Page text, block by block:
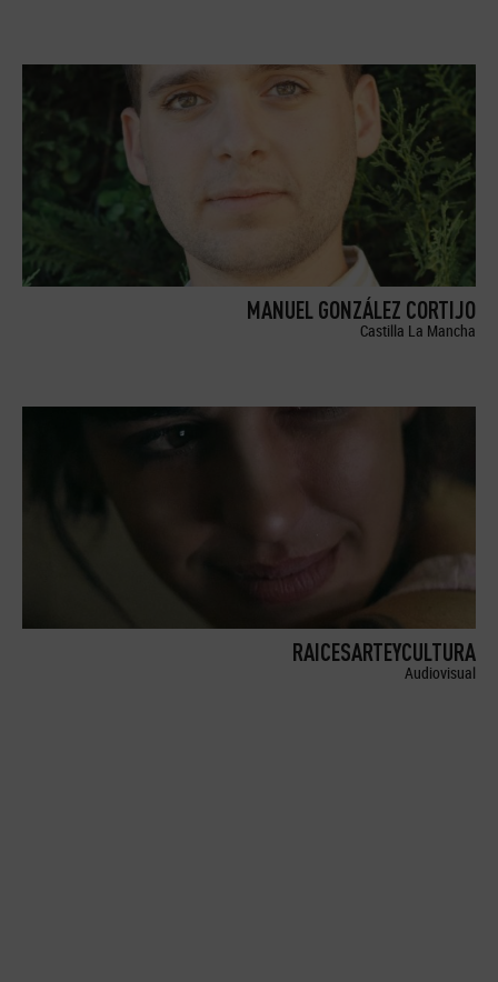
MANUEL GONZÁLEZ CORTIJO
Castilla La Mancha
RAICESARTEYCULTURA
Audiovisual